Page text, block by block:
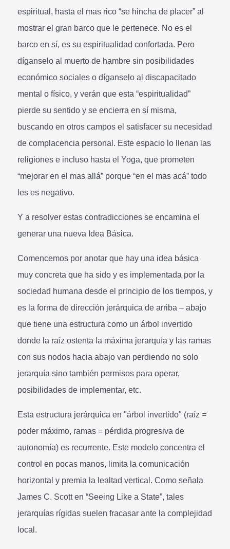
espiritual, hasta el mas rico “se hincha de placer” al
mostrar el gran barco que le pertenece. No es el
barco en sí, es su espiritualidad confortada. Pero
díganselo al muerto de hambre sin posibilidades
económico sociales o díganselo al discapacitado
mental o físico, y verán que esta “espiritualidad”
pierde su sentido y se encierra en sí misma,
buscando en otros campos el satisfacer su necesidad
de complacencia personal. Este espacio lo llenan las
religiones e incluso hasta el Yoga, que prometen
“mejorar en el mas allá” porque “en el mas acá” todo
les es negativo.
Y a resolver estas contradicciones se encamina el
generar una nueva Idea Básica.
Comencemos por anotar que hay una idea básica
muy concreta que ha sido y es implementada por la
sociedad humana desde el principio de los tiempos, y
es la forma de dirección jerárquica de arriba – abajo
que tiene una estructura como un árbol invertido
donde la raíz ostenta la máxima jerarquía y las ramas
con sus nodos hacia abajo van perdiendo no solo
jerarquía sino también permisos para operar,
posibilidades de implementar, etc.
Esta estructura jerárquica en "árbol invertido" (raíz =
poder máximo, ramas = pérdida progresiva de
autonomía) es recurrente. Este modelo concentra el
control en pocas manos, limita la comunicación
horizontal y premia la lealtad vertical. Como señala
James C. Scott en “Seeing Like a State”, tales
jerarquías rígidas suelen fracasar ante la complejidad
local.